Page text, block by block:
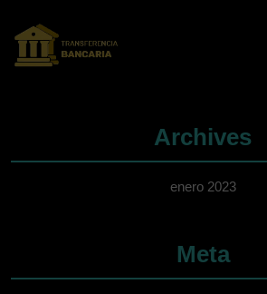
Archives
enero 2023
Meta